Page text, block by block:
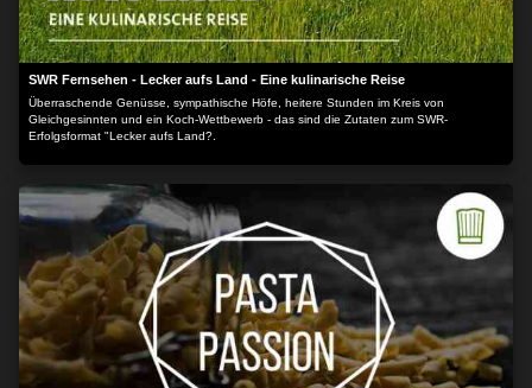
SWR Fernsehen - Lecker aufs Land - Eine kulinarische Reise
Überraschende Genüsse, sympathische Höfe, heitere Stunden im Kreis von
Gleichgesinnten und ein Koch-Wettbewerb - das sind die Zutaten zum SWR-
Erfolgsformat "Lecker aufs Land?.